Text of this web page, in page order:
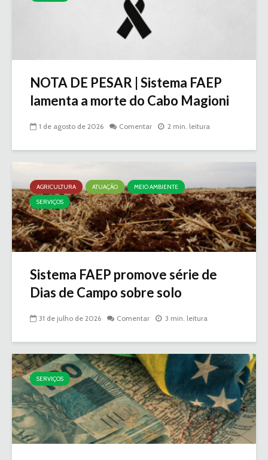
NOTA DE PESAR | Sistema FAEP
lamenta a morte do Cabo Magioni
1 de agosto de 2026 Comentar 2 min. leitura
AGRICULTURA ATUAÇÃO
MEIO AMBIENTE
SERVIÇOS
Sistema FAEP promove série de
Dias de Campo sobre solo
31 de julho de 2026 Comentar 3 min. leitura
SERVIÇOS